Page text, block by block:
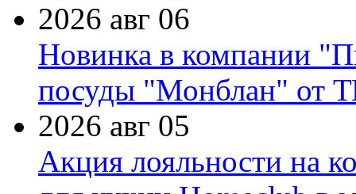
2026 авг 06
Новинка в компании
посуды "Монблан" от
2026 авг 05
Акция лояльности на